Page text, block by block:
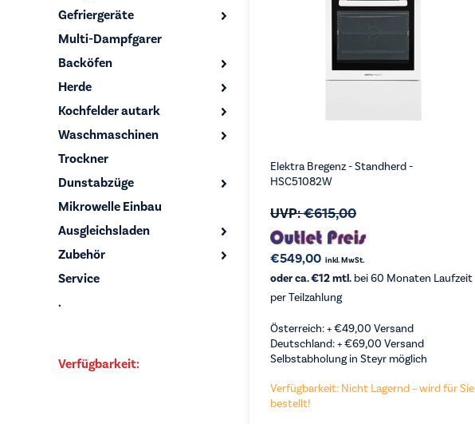
Gefriergeräte
Multi-Dampfgarer
Backöfen
Herde
Kochfelder autark
Waschmaschinen
Trockner
Dunstabzüge
Mikrowelle Einbau
Ausgleichsladen
Zubehör
Service
.
Verfügbarkeit:
Elektra Bregenz - Standherd -
HSC51082W
UVP:€615,00
€549,00 inkl. MwSt.
oder ca. €12 mtl. bei 60 Monaten Laufzeit
per Teilzahlung
Österreich: +€49,00 Versand
Deutschland: +€69,00 Versand
Selbstabholung in Steyr möglich
Verfügbarkeit: Nicht Lagernd – wird für Sie
bestellt!